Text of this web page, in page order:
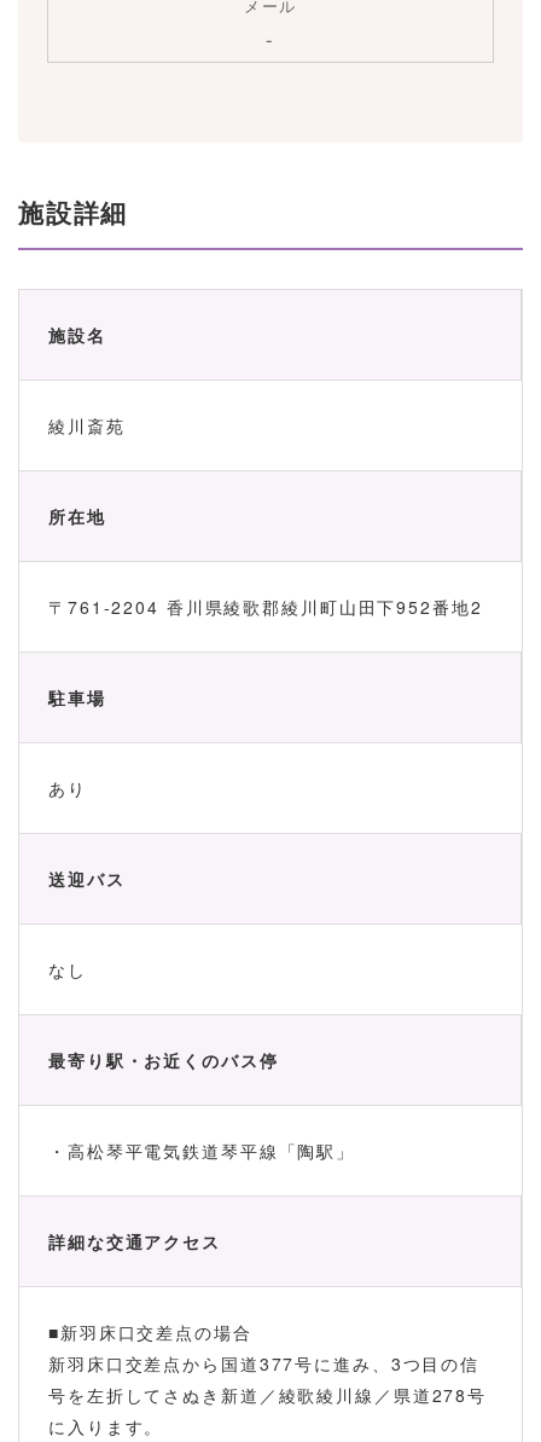
メール
-
施設詳細
施設名
綾川斎苑
所在地
〒761-2204 香川県綾歌郡綾川町山田下952番地2
駐車場
あり
送迎バス
なし
最寄り駅・お近くのバス停
・高松琴平電気鉄道琴平線「陶駅」
詳細な交通アクセス
■新羽床口交差点の場合
新羽床口交差点から国道377号に進み、3つ目の信
号を左折してさぬき新道／綾歌綾川線／県道278号
に入ります。